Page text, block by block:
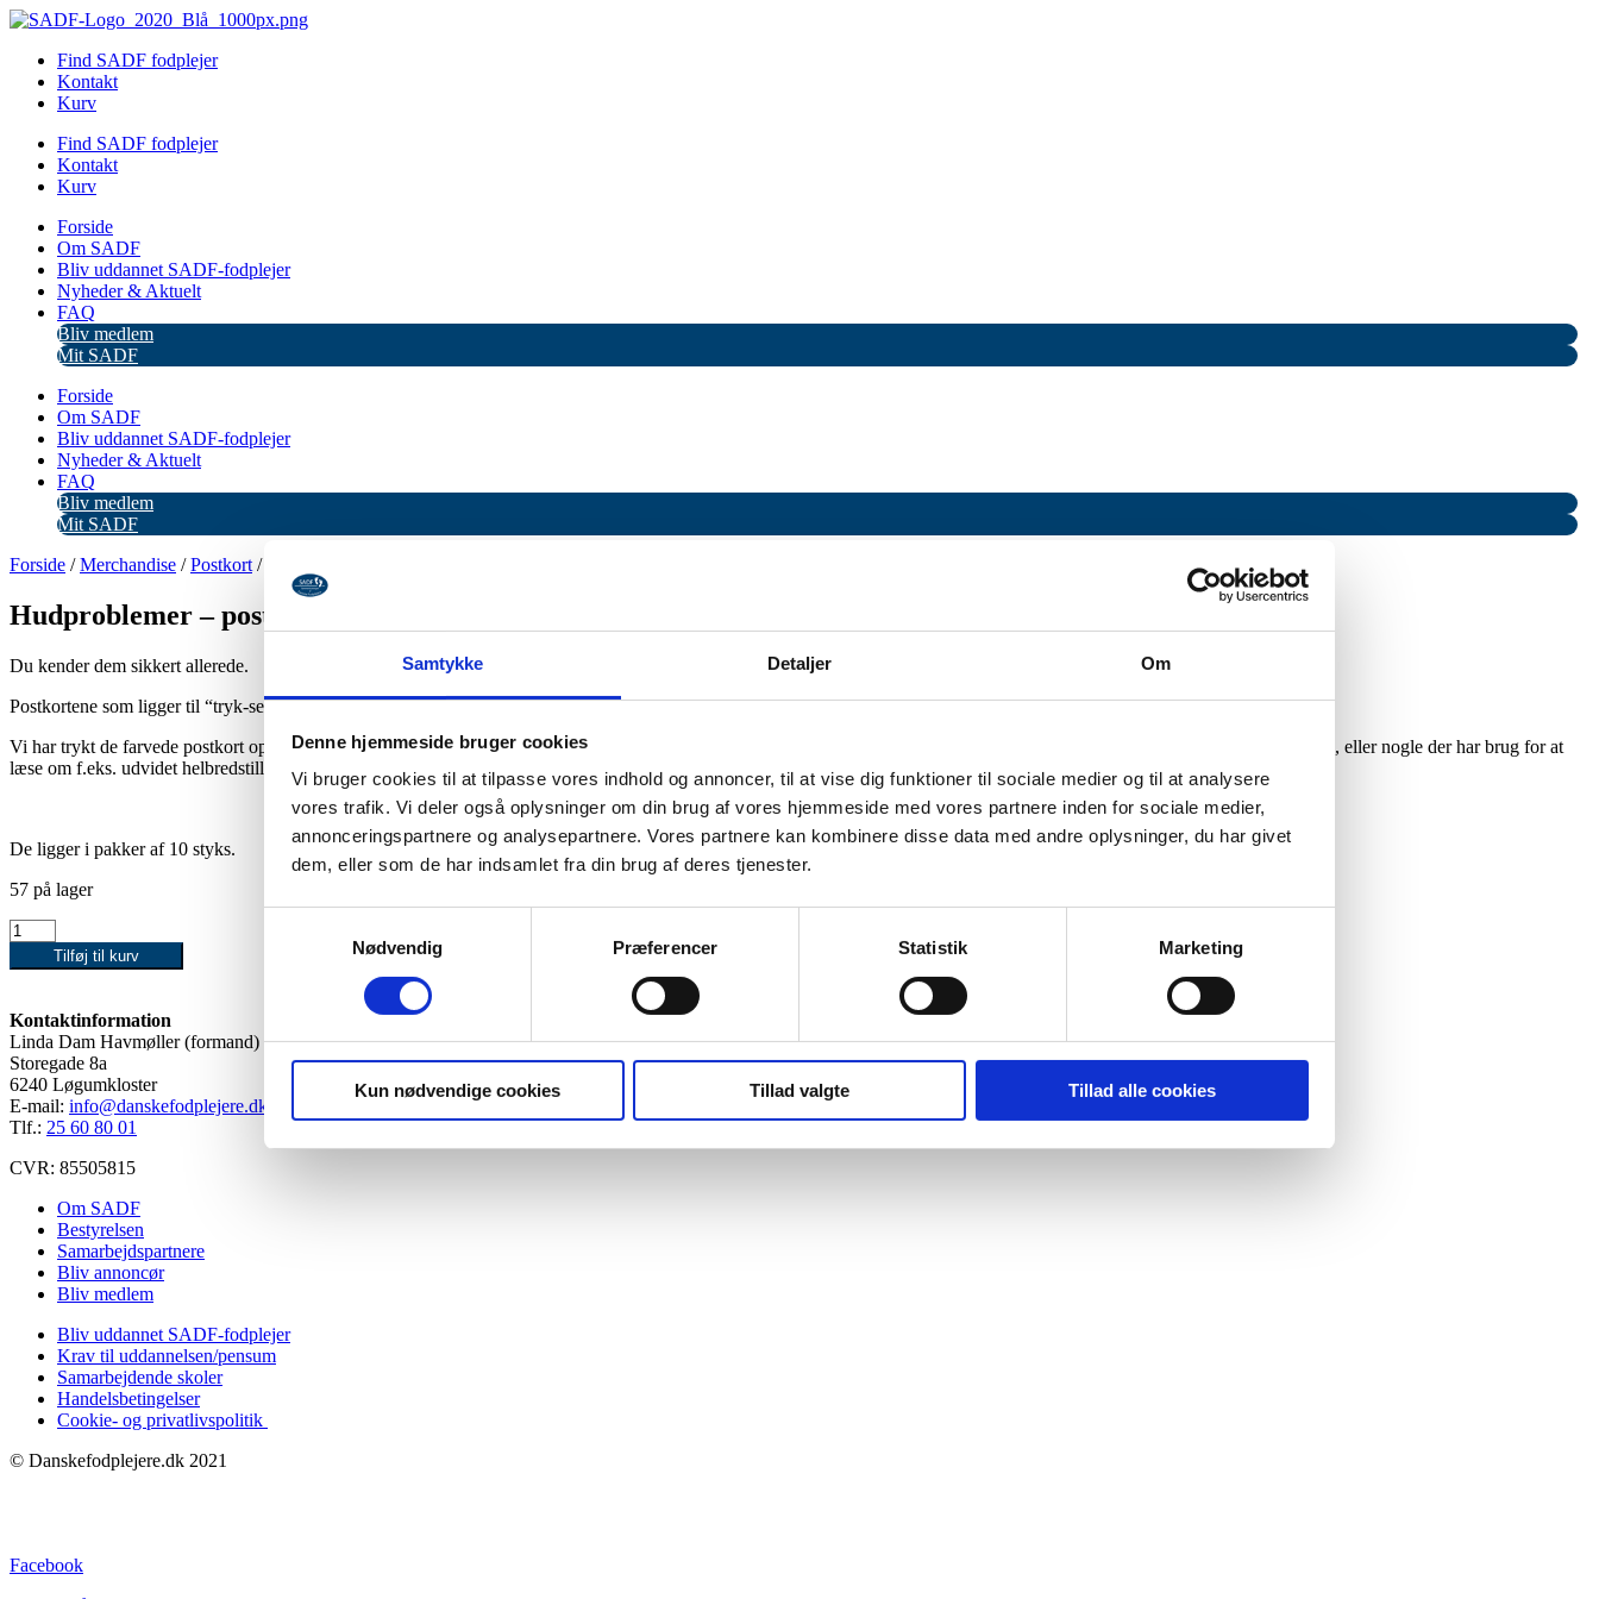
Samtykke Detaljer Om
Denne hjemmeside bruger cookies
Vi bruger cookies til at tilpasse vores indhold og annoncer, til at vise dig funktioner til sociale medier og til at analysere
vores trafik. Vi deler også oplysninger om din brug af vores hjemmeside med vores partnere inden for sociale medier,
annonceringspartnere og analysepartnere. Vores partnere kan kombinere disse data med andre oplysninger, du har givet
dem, eller som de har indsamlet fra din brug af deres tjenester.
Nødvendig
Præferencer Statistik Marketing
Kun nødvendige cookies Tillad valgte Tillad alle cookies
Videre
indholdFind SADF fodplejer
Kontakt
Kurv
Find SADF fodplejer
Kontakt
Kurv
Forside
Om SADF
Bliv uddannet SADF-fodplejer
Nyheder & Aktuelt
FAQ
Bliv medlem
Mit SADF
Forside
Om SADF
Bliv uddannet SADF-fodplejer
Nyheder & Aktuelt
FAQ
Bliv medlem
Mit SADF
Forside /Merchandise /Postkort / Hudproblemer – postkort
Hudproblemer – postkort
Du kender dem sikkert allerede.
Postkortene som ligger til “tryk-selv” brug.
Vi har trykt de farvede postkort op i en lækker postkort kvalitet, i A5 størrelse. Det gør teksten let at læse og fine at bruge i klinikken, hvis du har en med de pågældende skavank, eller nogle der har brug for at
læse om f.eks. udvidet helbredstillæg.
De ligger i pakker af 10 styks.
57 på lager
Hudproblemer
postkort
Tilføj til kurv
Kontaktinformation
Linda Dam Havmøller (formand)
Storegade 8a
6240 Løgumkloster
E-mail: info@danskefodplejere.dk
Tlf.: 25 60 80 01
CVR: 85505815
Om SADF
Bestyrelsen
Samarbejdspartnere
Bliv annoncør
Bliv medlem
Bliv uddannet SADF-fodplejer
Krav til uddannelsen/pensum
Samarbejdende skoler
Handelsbetingelser
Cookie- og privatlivspolitik
© Danskefodplejere.dk 2021
Facebook